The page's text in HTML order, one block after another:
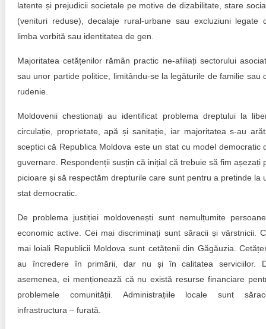
latente și prejudicii societale pe motive de dizabilitate, stare
(venituri reduse), decalaje rural-urbane sau excluziuni legate
limba vorbită sau identitatea de gen.
Majoritatea cetățenilor rămân practic ne-afiliați sectorului
sau unor partide politice, limitându-se la legăturile de familie sau
rudenie.
Moldovenii chestionați au identificat problema dreptului la
circulație, proprietate, apă și sanitație, iar majoritatea s-au
sceptici că Republica Moldova este un stat cu model democratic
guvernare. Respondenții susțin că inițial că trebuie să fim așezați
picioare și să respectăm drepturile care sunt pentru a pretinde la
stat democratic.
De problema justiției moldovenești sunt nemulțumite
economic active. Cei mai discriminați sunt săracii și vârstnicii.
mai loiali Republicii Moldova sunt cetățenii din Găgăuzia.
au încredere în primării, dar nu și în calitatea serviciilor.
asemenea, ei menționează că nu există resurse financiare
problemele comunității. Administrațiile locale sunt
infrastructura – furată.